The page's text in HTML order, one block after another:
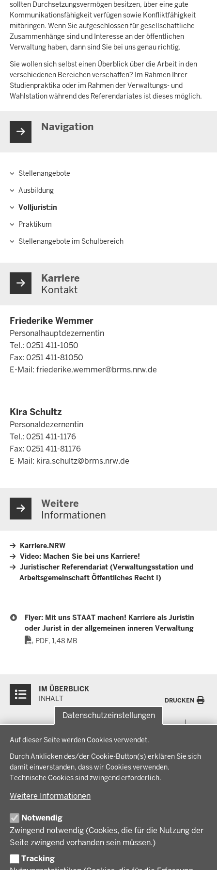
Datenschutzeinstellungen
Auf dieser Seite werden Cookies verwendet.
Durch Anklicken des/der Cookie-Button(s) erklären Sie sich
damit einverstanden, dass wir Cookies verwenden.
Technische Cookies sind zwingend erforderlich.
Weitere Informationen
Notwendig
Zwingend notwendig (Cookies, die für die Nutzung der
Seite zwingend vorhanden sein müssen.)
Tracking
sollten Durchsetzungsvermögen besitzen, über eine gute
Kommunikationsfähigkeit verfügen sowie Konfliktfähigkeit
mitbringen. Wenn Sie aufgeschlossen für gesellschaftliche
Zusammenhänge sind und Interesse an der öffentlichen
Verwaltung haben, dann sind Sie bei uns genau richtig.
Sie wollen sich selbst einen Überblick über die Arbeit in den
verschiedenen Bereichen verschaffen? Im Rahmen Ihrer
Studienpraktika oder im Rahmen der Verwaltungs- und
Wahlstation während des Referendariates ist dieses möglich.
Navigation
Stellenangebote
Ausbildung
Volljurist:in
Praktikum
Stellenangebote im Schulbereich
Karriere
Kontakt
Friederike Wemmer
Personalhauptdezernentin
Tel.: 0251 411-1050
Fax: 0251 411-81050
E-Mail: friederike.wemmer@brms.nrw.de
Kira Schultz
Personaldezernentin
Tel.: 0251 411-1176
Fax: 0251 411-81176
E-Mail: kira.schultz@brms.nrw.de
Weitere
Informationen
Karriere.NRW
Video: Machen Sie bei uns Karriere!
Juristischer Referendariat (Verwaltungsstation und
Arbeitsgemeinschaft Öffentliches Recht I)
Flyer: Mit uns STAAT machen! Karriere als Juristin
oder Jurist in der allgemeinen inneren Verwaltung
PDF, 1,48 MB
Inhalte
IM ÜBERBLICK
INHALT
DRUCKEN
Menü
der
Fußzeile
THEMEN
Bauen, Planen und Verkehr
Bildung, Schule und Sport
Regionalplanung und Regionalrat
Wirtschaft, Kultur und Kommunales
IM FOKUS
Energiewende AG
Zusammenarbeit mit den Niederlanden
BEZIRKSREGIERUNG
Regierungsbezirk Münster
Geschichte und Gegenwart
Behördenleitung
Organisation
Förderlotsinnen und Förderlotsen
KARRIERE UND AUSBILDUNG
Stellenangebote
VERFAHREN UND BEKANNTMACHUNGEN